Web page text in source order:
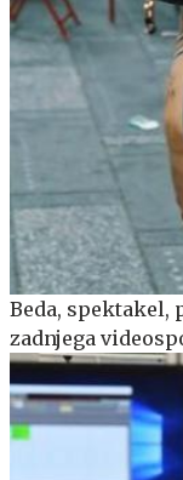
Beda, spektakel,
zadnjega